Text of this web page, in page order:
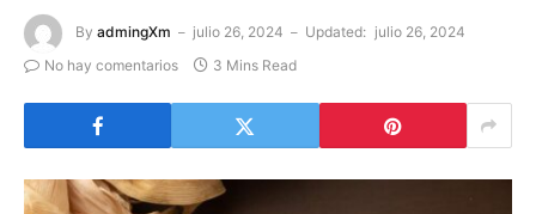
By admingXm julio 26, 2024 Updated: julio 26, 2024
No hay comentarios
3 Mins Read